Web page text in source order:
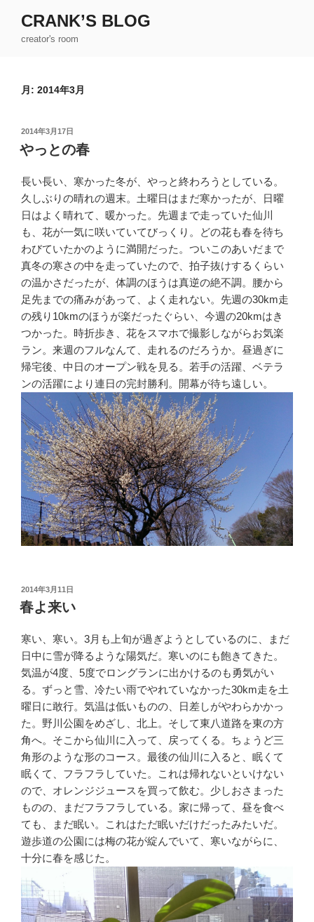
CRANK’S BLOG
creator's room
月: 2014年3月
投
稿
日:
2014年3月17日
やっとの春
長い長い、寒かった冬が、やっと終わろうとしている。
久しぶりの晴れの週末。土曜日はまだ寒かったが、日曜
日はよく晴れて、暖かった。先週まで走っていた仙川
も、花が一気に咲いていてびっくり。どの花も春を待ち
わびていたかのように満開だった。ついこのあいだまで
真冬の寒さの中を走っていたので、拍子抜けするくらい
の温かさだったが、体調のほうは真逆の絶不調。腰から
足先までの痛みがあって、よく走れない。先週の30km走
の残り10kmのほうが楽だったぐらい、今週の20kmはき
つかった。時折歩き、花をスマホで撮影しながらお気楽
ラン。来週のフルなんて、走れるのだろうか。昼過ぎに
帰宅後、中日のオープン戦を見る。若手の活躍、ベテラ
ンの活躍により連日の完封勝利。開幕が待ち遠しい。
投
稿
日:
2014年3月11日
春よ来い
寒い、寒い。3月も上旬が過ぎようとしているのに、まだ
日中に雪が降るような陽気だ。寒いのにも飽きてきた。
気温が4度、5度でロングランに出かけるのも勇気がい
る。ずっと雪、冷たい雨でやれていなかった30km走を土
曜日に敢行。気温は低いものの、日差しがやわらかかっ
た。野川公園をめざし、北上。そして東八道路を東の方
角へ。そこから仙川に入って、戻ってくる。ちょうど三
角形のような形のコース。最後の仙川に入ると、眠くて
眠くて、フラフラしていた。これは帰れないといけない
ので、オレンジジュースを買って飲む。少しおさまった
ものの、まだフラフラしている。家に帰って、昼を食べ
ても、まだ眠い。これはただ眠いだけだったみたいだ。
遊歩道の公園には梅の花が綻んでいて、寒いながらに、
十分に春を感じた。